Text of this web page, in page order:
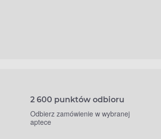
2 600 punktów odbioru
Odbierz zamówienie w wybranej
aptece